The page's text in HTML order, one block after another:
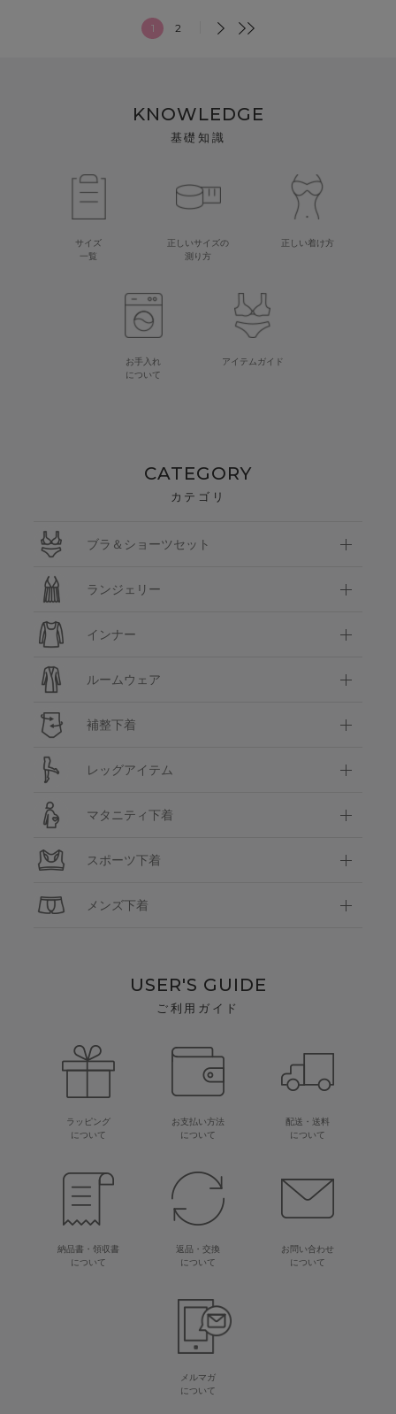
1 2
KNOWLEDGE
基礎知識
サイズ
一覧
正しいサイズの
測り方
正しい着け方
お手入れ
について
アイテムガイド
CATEGORY
カテゴリ
ブラ＆ショーツセット
ランジェリー
インナー
ルームウェア
補整下着
レッグアイテム
マタニティ下着
スポーツ下着
メンズ下着
USER'S GUIDE
ご利用ガイド
ラッピング
について
お支払い方法
について
配送・送料
について
納品書・領収書
について
返品・交換
について
お問い合わせ
について
メルマガ
について